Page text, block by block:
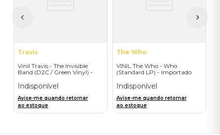
Travis
Vinil Travis - The Invisible
Band (D2C / Green Vinyl) -
Indisponível
Avise-me quando retornar
ao estoque
The Who
VINIL The Who - Who
(Standard LP) - Importado
Indisponível
Avise-me quando retornar
ao estoque